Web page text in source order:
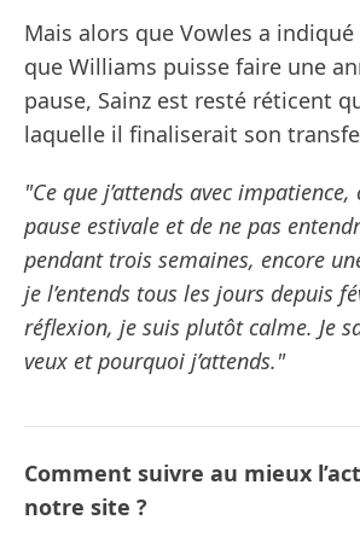
Mais alors que Vowles a indiqué
que Williams puisse faire une
pause, Sainz est resté réticent
laquelle il finaliserait son
"Ce que j’attends avec impatience,
pause estivale et de ne pas
pendant trois semaines, encore
je l’entends tous les jours depuis
réflexion, je suis plutôt calme. Je
veux et pourquoi j’attends."
Comment suivre au mieux
notre site ?